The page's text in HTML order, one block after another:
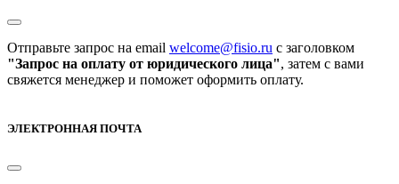
Отправьте запрос на email welcome@fisio.ru c заголовком
"Запрос на оплату от юридического лица", затем с вами
свяжется менеджер и поможет оформить оплату.
ЭЛЕКТРОННАЯ ПОЧТА